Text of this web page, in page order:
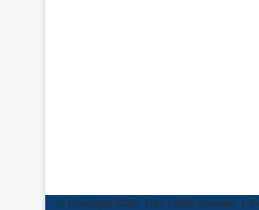
© Copyright 2026, Tutti i diritti riservati |